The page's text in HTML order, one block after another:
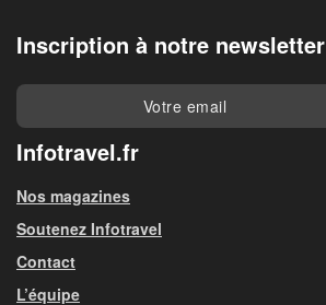
Inscription à notre newsletter
Infotravel.fr
Nos magazines
Soutenez Infotravel
Contact
L’équipe